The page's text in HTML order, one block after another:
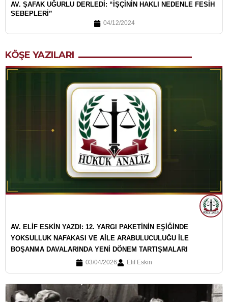
AV. ŞAFAK UĞURLU DERLEDI: “İŞÇININ HAKLI NEDENLE FESIH
SEBEPLERI”
04/12/2024
KÖŞE YAZILARI
AV. ELİF ESKİN YAZDI: 12. YARGI PAKETİNİN EŞİĞİNDE
YOKSULLUK NAFAKASI VE AİLE ARABULUCULUĞU İLE
BOŞANMA DAVALARINDA YENİ DÖNEM TARTIŞMALARI
03/04/2026 Elif Eskin